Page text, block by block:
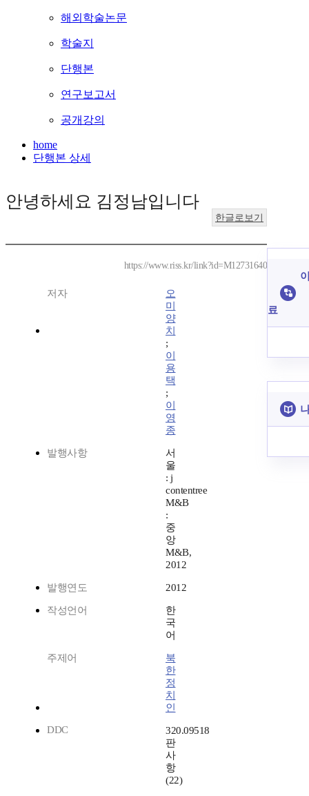
해외학술논문
학술지
단행본
연구보고서
공개강의
home
단행본 상세
안녕하세요 김정남입니다
한글로보기
https://www.riss.kr/link?id=M12731640
저자
오
미
양
치
;
이
용
택
;
이
영
종
발행사항
서
울
: j
contentree
M&B
:
중
앙
M&B,
2012
발행연도 2012
작성언어
한
국
어
주제어
북
한
정
치
인
DDC
320.09518
판
사
항
(22)
료